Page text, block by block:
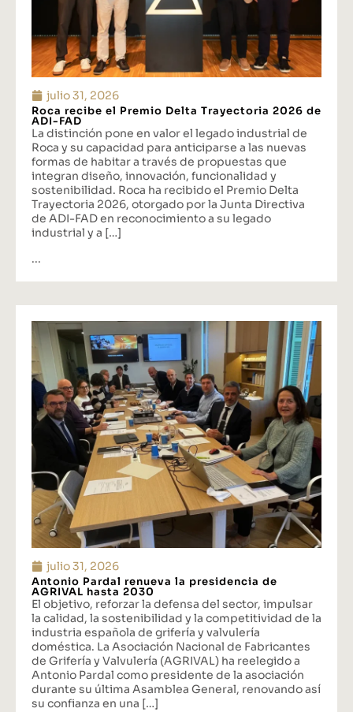
julio 31, 2026
Roca recibe el Premio Delta Trayectoria 2026 de
ADI-FAD
La distinción pone en valor el legado industrial de
Roca y su capacidad para anticiparse a las nuevas
formas de habitar a través de propuestas que
integran diseño, innovación, funcionalidad y
sostenibilidad. Roca ha recibido el Premio Delta
Trayectoria 2026, otorgado por la Junta Directiva
de ADI-FAD en reconocimiento a su legado
industrial y a […]
...
julio 31, 2026
Antonio Pardal renueva la presidencia de
AGRIVAL hasta 2030
El objetivo, reforzar la defensa del sector, impulsar
la calidad, la sostenibilidad y la competitividad de la
industria española de grifería y valvulería
doméstica. La Asociación Nacional de Fabricantes
de Grifería y Valvulería (AGRIVAL) ha reelegido a
Antonio Pardal como presidente de la asociación
durante su última Asamblea General, renovando así
su confianza en una […]